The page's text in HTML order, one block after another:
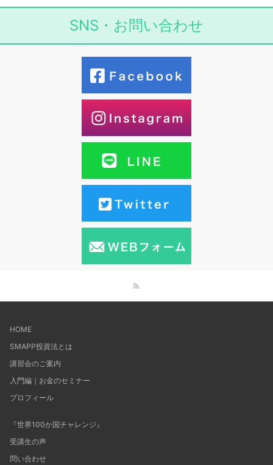
SNS・お問い合わせ
HOME
SMAPP投資法とは
講習会のご案内
入門編｜お金のセミナー
プロフィール
『世界100か国チャレンジ』
受講生の声
問い合わせ